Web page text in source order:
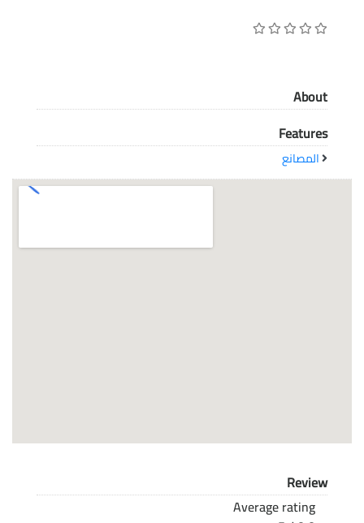
معاً نحو خلق مجتمع مبدع في عالم الأزياء
About
Features
المصانع
Review
Average rating